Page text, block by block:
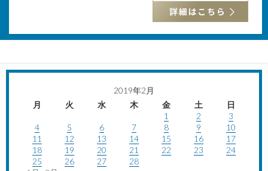
2019年2月
月
火 水 木 金 土
日
1
2
3
4
5 6 7 8 9
10
11
12 13 14 15 16
17
18
19 20 21 22 23
24
25
26 27
28